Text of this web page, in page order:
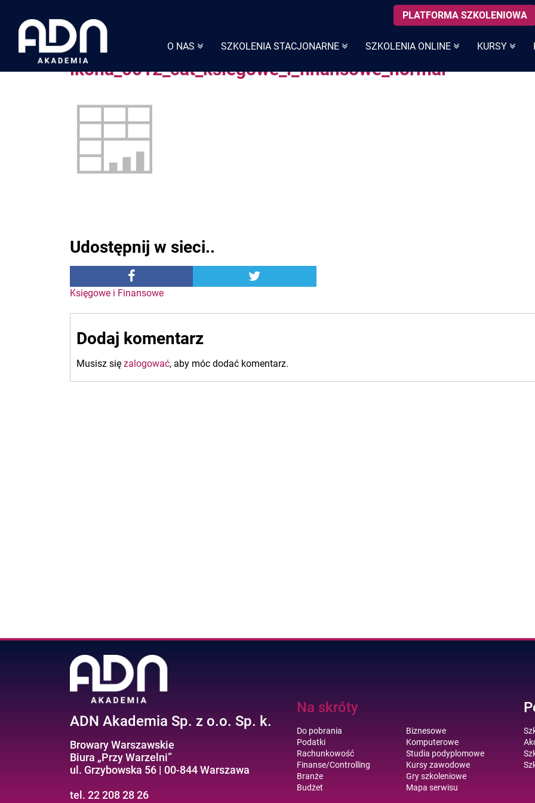
O NAS SZKOLENIA STACJONARNE SZKOLENIA ONLINE KURSY
content
PLATFORMA SZKOLENIOWA
ikona_0012_cat_ksiegowe_i_finansowe_normal
Udostępnij w sieci..
Nawigacja
Księgowe i Finansowe
Dodaj komentarz
Musisz się zalogować, aby móc dodać komentarz.
ADN Akademia Sp. z o.o. Sp. k.
Browary Warszawskie
Biura „Przy Warzelni”
ul. Grzybowska 56 | 00-844 Warszawa
tel. 22 208 28 26
Na skróty
Do pobrania
Podatki
Rachunkowość
Finanse/Controlling
Branże
Budżet
Biznesowe
Komputerowe
Studia podyplomowe
Kursy zawodowe
Gry szkoleniowe
Mapa serwisu